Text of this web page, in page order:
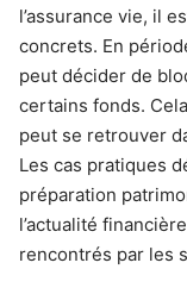
l’assurance vie, il
concrets. En
peut décider de
certains fonds.
peut se retrouver
Les cas pratiques
préparation
l’actualité
rencontrés par les